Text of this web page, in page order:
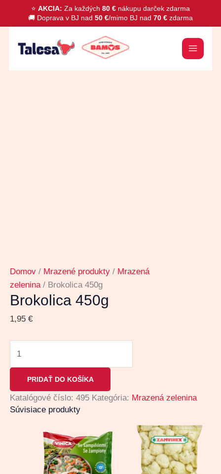
⭐ AKCIA: Za každých 80 € nákupu darček zdarma
🚚 Doprava v BJ nad 50 €/mimo BJ nad 70 € zdarma
Preskočiť
Domov / Mrazené produkty / Mrazená
zelenina/ Brokolica 450g
Brokolica 450g
1,95 €
Brokolica
PRIDAŤ DO KOŠÍKA
Katalógové číslo: 495 Kategória: Mrazená zelenina
Súvisiace produkty